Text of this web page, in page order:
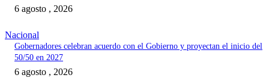
6 agosto , 2026
Nacional
Gobernadores celebran acuerdo con el Gobierno y proyectan el inicio del
50/50 en 2027
6 agosto , 2026